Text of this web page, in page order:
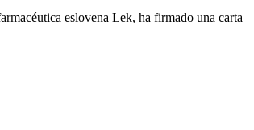
eslovena Lek, ha firmado una carta